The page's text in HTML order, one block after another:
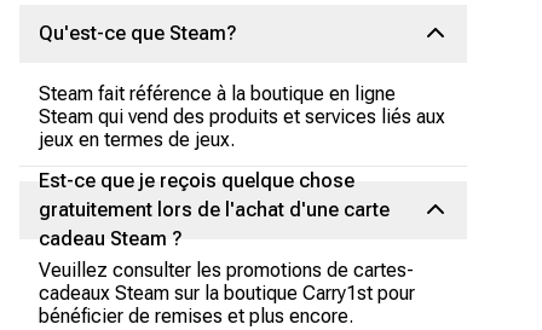
Qu'est-ce que Steam?
Steam fait référence à la boutique en ligne
Steam qui vend des produits et services liés aux
jeux en termes de jeux.
Est-ce que je reçois quelque chose
gratuitement lors de l'achat d'une carte
cadeau Steam ?
Veuillez consulter les promotions de cartes-
cadeaux Steam sur la boutique Carry1st pour
bénéficier de remises et plus encore.